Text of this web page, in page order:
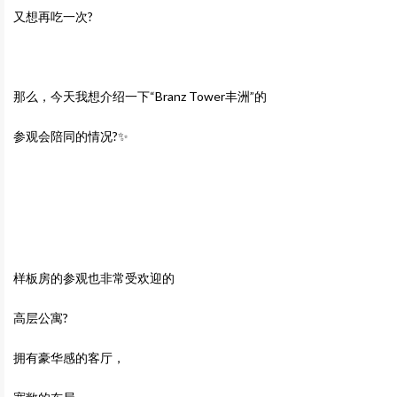
又想再吃一次?
那么，今天我想介绍一下“Branz Tower丰洲”的
参观会陪同的情况?✨
样板房的参观也非常受欢迎的
高层公寓?
拥有豪华感的客厅，